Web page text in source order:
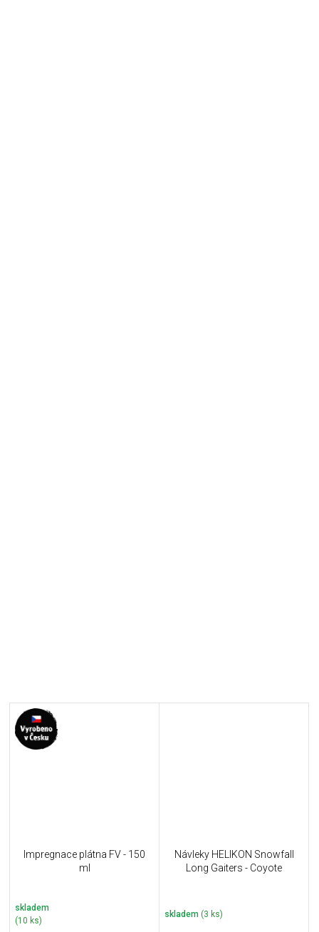
Impregnace plátna FV - 150
ml
skladem
(10 ks)
Návleky HELIKON Snowfall
Long Gaiters - Coyote
skladem (3 ks)